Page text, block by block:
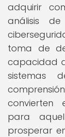
adquirir
análisis
toma de
capacidad
sistemas
convierten
para
prosperar